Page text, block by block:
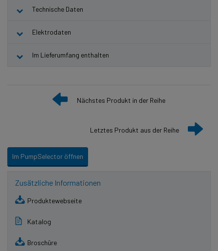
Technische Daten
Elektrodaten
Im Lieferumfang enthalten
Nächstes Produkt in der Reihe
Letztes Produkt aus der Reihe
Im PumpSelector öffnen
Zusätzliche Informationen
Produktewebseite
Katalog
Broschüre